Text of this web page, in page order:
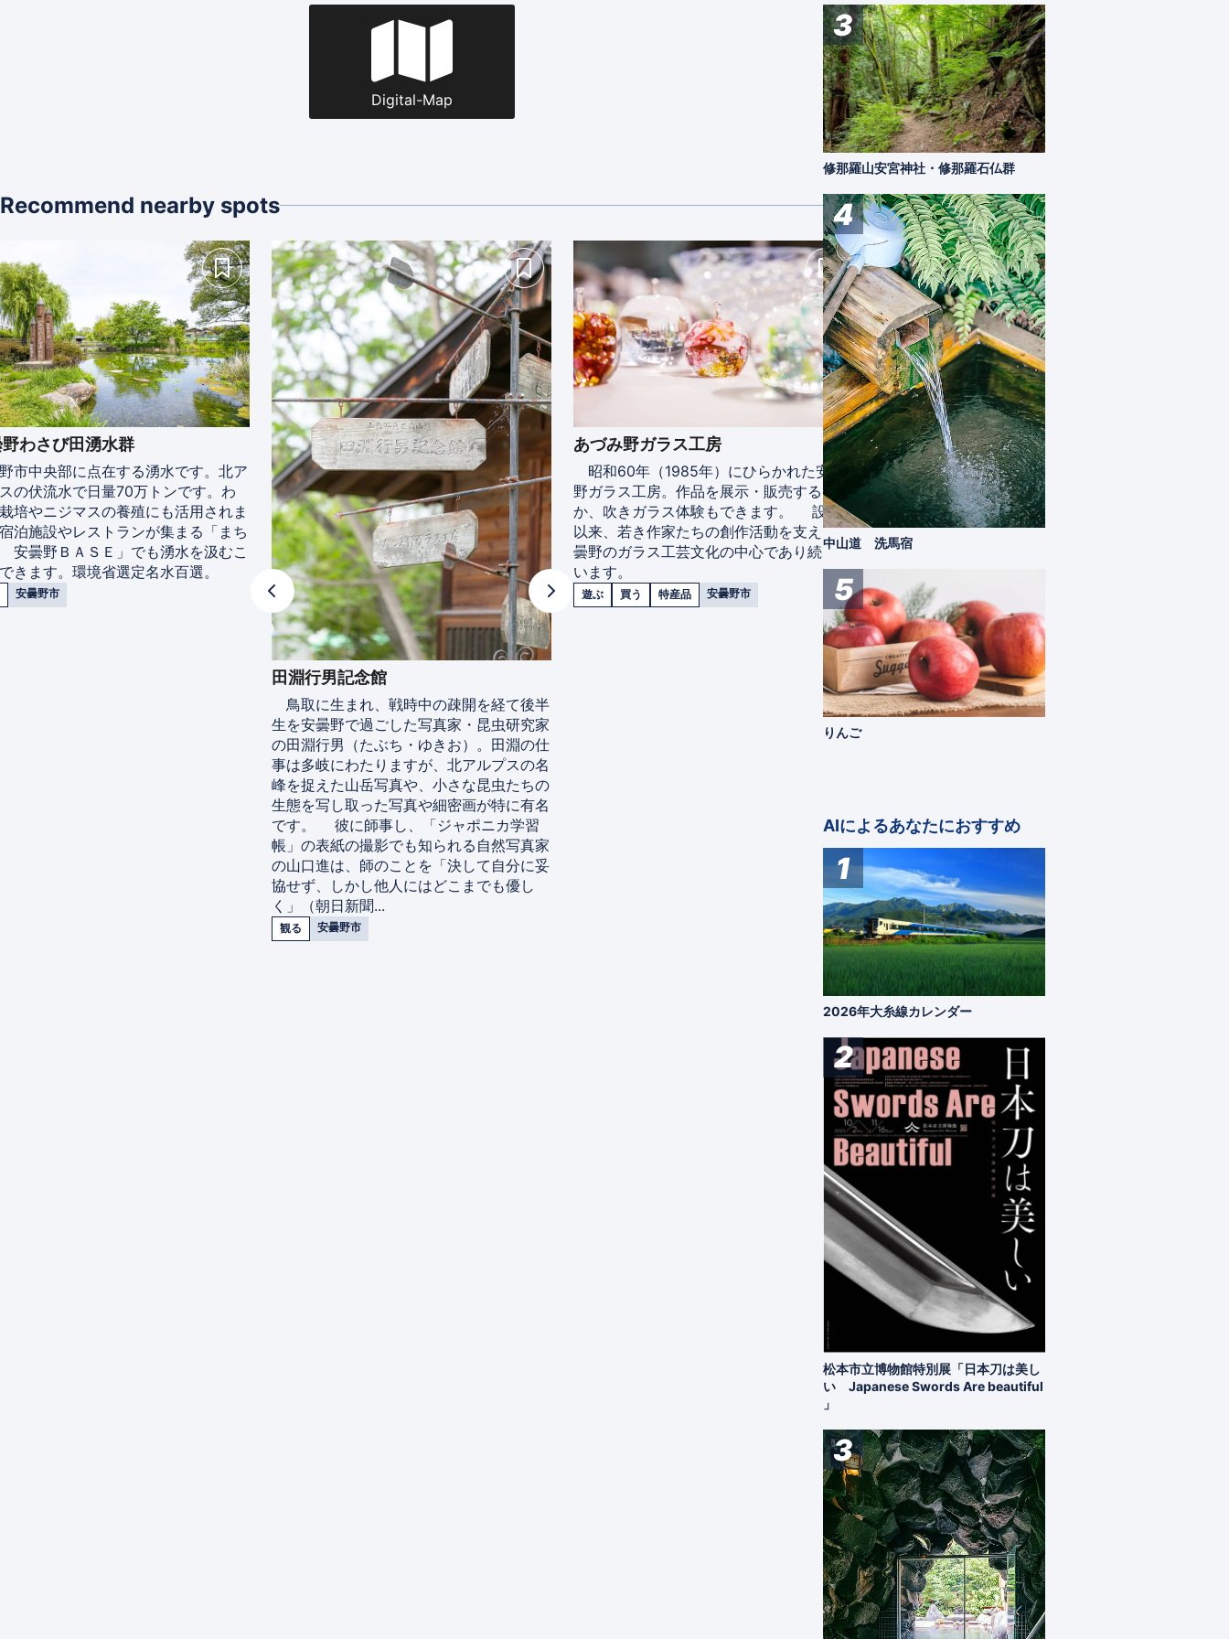
Digital-Map
Recommend nearby spots
わさび田湧水群
市中央部に点在する湧水です。北ア
の伏流水で日量70万トンです。わ
培やニジマスの養殖にも活用されま
泊施設やレストランが集まる「まち
安曇野ＢＡＳＥ」でも湧水を汲むこ
きます。環境省選定名水百選。
安曇野市
田淵行男記念館
鳥取に生まれ、戦時中の疎開を経て後半
生を安曇野で過ごした写真家・昆虫研究家
の田淵行男（たぶち・ゆきお）。田淵の仕
事は多岐にわたりますが、北アルプスの名
峰を捉えた山岳写真や、小さな昆虫たちの
生態を写し取った写真や細密画が特に有名
です。 彼に師事し、「ジャポニカ学習
帳」の表紙の撮影でも知られる自然写真家
の山口進は、師のことを「決して自分に妥
協せず、しかし他人にはどこまでも優し
く」（朝日新聞...
観る 安曇野市
あづみ野ガラス工房
昭和60年（1985年）にひらかれた安曇
野ガラス工房。作品を展示・販売するほ
か、吹きガラス体験もできます。 設立
以来、若き作家たちの創作活動を支え、安
曇野のガラス工芸文化の中心であり続けて
います。
遊ぶ 買う 特産品 安曇野市
犀川白鳥湖
安曇野市東部にある白鳥飛来湖です。さい
がわ。
観る 安曇野市
3
修那羅山安宮神社・修那羅石仏群
4
中山道 洗馬宿
5
りんご
AIによるあなたにおすすめ
1
2026年大糸線カレンダー
2
松本市立博物館特別展「日本刀は美し
い Japanese Swords Are beautiful
」
3